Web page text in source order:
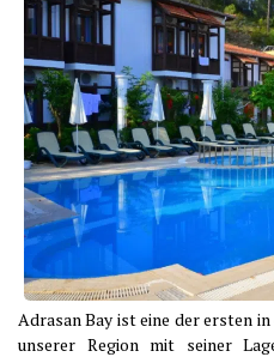
Adrasan Bay ist eine der ersten
unserer Region mit seiner